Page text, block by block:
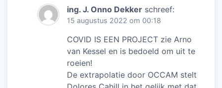
ing. J. Onno Dekker schreef:
15 augustus 2022 om 00:18
COVID IS EEN PROJECT zie Arno
van Kessel en is bedoeld om uit te
roeien!
De extrapolatie door OCCAM stelt